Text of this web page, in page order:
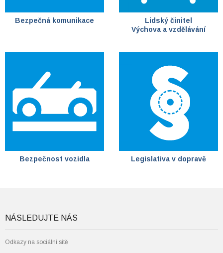
Bezpečná komunikace
Lidský činitel
Výchova a vzdělávání
Bezpečnost vozidla Legislativa v dopravě
NÁSLEDUJTE NÁS
Odkazy na sociální sítě